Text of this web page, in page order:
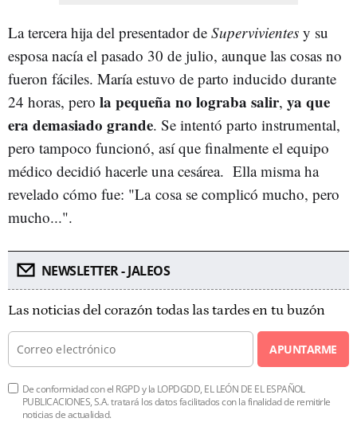
La tercera hija del presentador de Supervivientes y su
esposa nacía el pasado 30 de julio, aunque las cosas no
fueron fáciles. María estuvo de parto inducido durante
24 horas, pero la pequeña no lograba salir, ya que
era demasiado grande. Se intentó parto instrumental,
pero tampoco funcionó, así que finalmente el equipo
médico decidió hacerle una cesárea. Ella misma ha
revelado cómo fue: "Lacosa se complicó mucho, pero
mucho...".
NEWSLETTER - JALEOS
Las noticias del corazón todas las tardes en tu buzón
APUNTARME
De conformidad con el RGPD y la LOPDGDD, EL LEÓN DE EL ESPAÑOL
PUBLICACIONES, S.A. tratará los datos facilitados con la finalidad de remitirle
noticias de actualidad.